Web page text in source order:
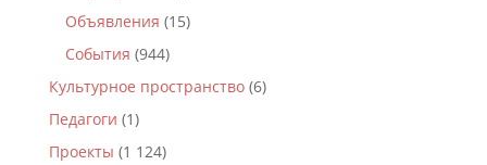
Объявления (15)
События (944)
Культурное пространство(6)
Педагоги (1)
Проекты (1 124)